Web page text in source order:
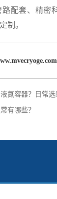
配套、精密
制。
氮容器？日常选
有哪些？